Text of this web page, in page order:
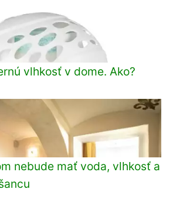
vlhkosť v dome. Ako?
nebude mať voda, vlhkosť a